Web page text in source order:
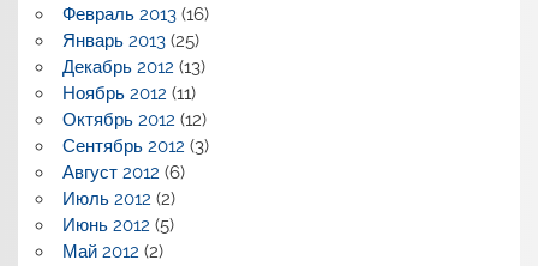
Февраль 2013(16)
Январь 2013(25)
Декабрь 2012 (13)
Ноябрь 2012 (11)
Октябрь 2012 (12)
Сентябрь 2012 (3)
Август 2012 (6)
Июль 2012 (2)
Июнь 2012 (5)
Май 2012 (2)